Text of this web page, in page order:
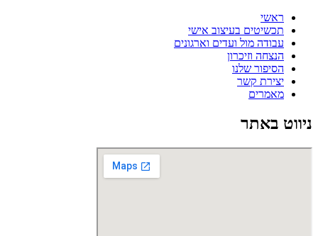
ראשי
תכשיטים בעיצוב אישי
עבודה מול ועדים וארגונים
הנצחה וזיכרון
הסיפור שלנו
יצירת קשר
מאמרים
ניווט באתר